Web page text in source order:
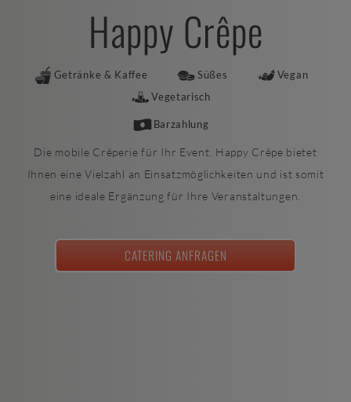
Happy Crêpe
Getränke & Kaffee Süßes
Vegan
Vegetarisch
Barzahlung
Die mobile Crêperie für Ihr Event. Happy Crêpe bietet
Ihnen eine Vielzahl an Einsatzmöglichkeiten und ist somit
eine ideale Ergänzung für Ihre Veranstaltungen.
CATERING ANFRAGEN